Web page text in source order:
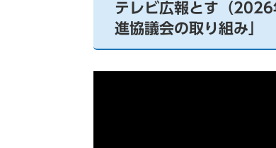
テレビ広報とす（2026
進協議会の取り組み」